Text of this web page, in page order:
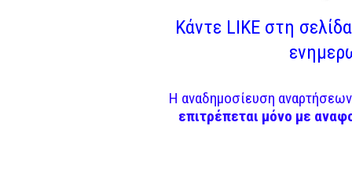
Κάντε LIKE στη
Η αναδημοσίευση
επιτρέπεται μόνο με